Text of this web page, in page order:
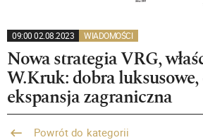
09:00 02.08.2023 WIADOMOŚCI
Nowa strategia VRG,
W.Kruk: dobra luksusowe,
ekspansja zagraniczna
Powrót do kategorii